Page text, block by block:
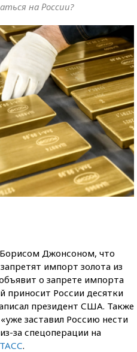
на России?
Джонсоном, что
импорт золота из
о запрете импорта
приносит России десятки
президент США. Также
заставил Россию нести
за спецоперации на
ТАСС.